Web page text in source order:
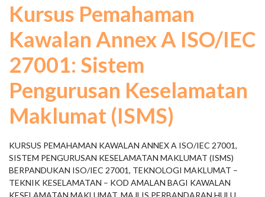
Kursus Pemahaman
Kawalan Annex A ISO/IEC
27001: Sistem
Pengurusan Keselamatan
Maklumat (ISMS)
KURSUS PEMAHAMAN KAWALAN ANNEX A ISO/IEC 27001,
SISTEM PENGURUSAN KESELAMATAN MAKLUMAT (ISMS)
BERPANDUKAN ISO/IEC 27001, TEKNOLOGI MAKLUMAT –
TEKNIK KESELAMATAN – KOD AMALAN BAGI KAWALAN
KESELAMATAN MAKLUMAT, MAJLIS PERBANDARAN HULU